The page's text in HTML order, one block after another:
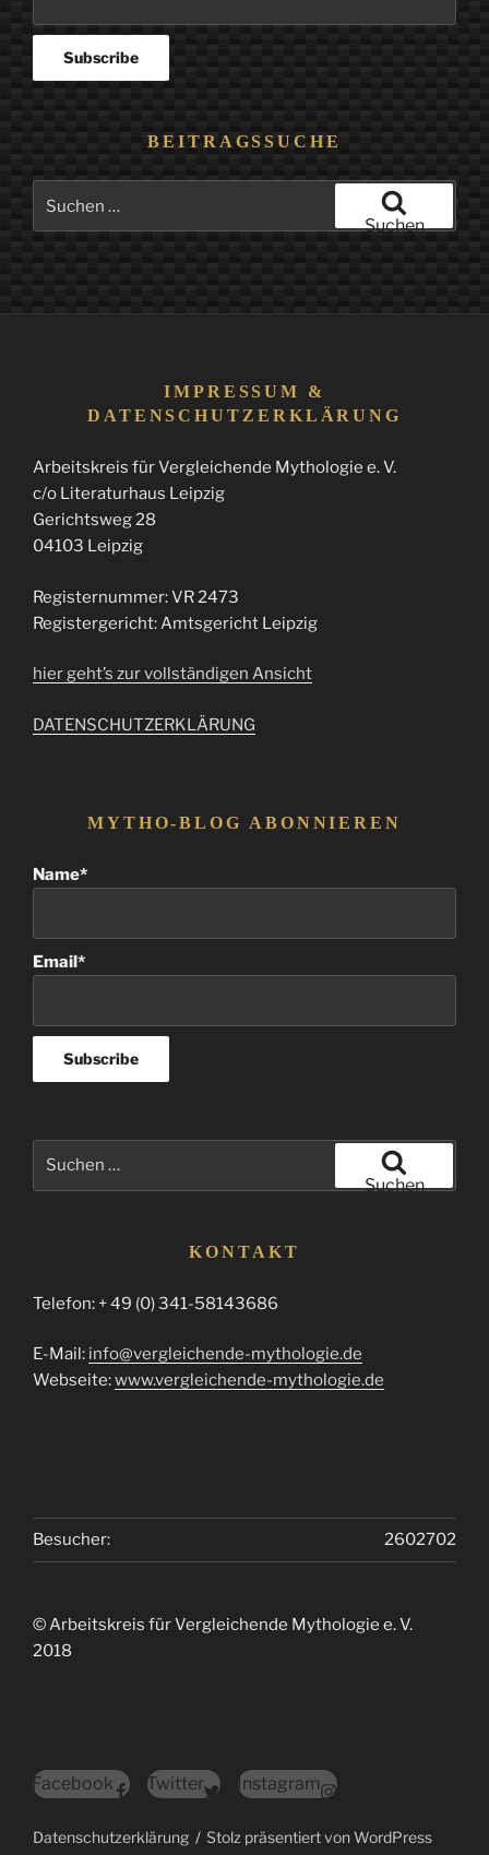
BEITRAGSSUCHE
nach:
Suchen
IMPRESSUM &
DATENSCHUTZERKLÄRUNG
Arbeitskreis für Vergleichende Mythologie e. V.
c/o Literaturhaus Leipzig
Gerichtsweg 28
04103 Leipzig
Registernummer: VR 2473
Registergericht: Amtsgericht Leipzig
hier geht’s zur vollständigen Ansicht
DATENSCHUTZERKLÄRUNG
MYTHO-BLOG ABONNIEREN
Name*
Email*
Suchen
KONTAKT
Telefon: + 49 (0) 341-58143686
E-Mail: info@vergleichende-mythologie.de
Webseite:www.vergleichende-mythologie.de
2602702
Besucher:
© Arbeitskreis für Vergleichende Mythologie e. V.
2018
Facebook Twitter Instagram
Datenschutzerklärung Stolz präsentiert von WordPress